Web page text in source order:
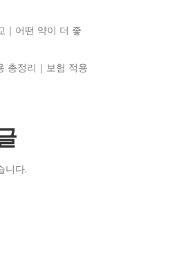
｜어떤 약이 더 좋
총정리｜보험 적용
니다.